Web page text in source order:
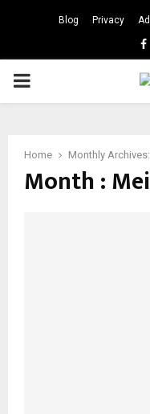
Blog Privacy
PRIMARY
Home Monthly
Month :